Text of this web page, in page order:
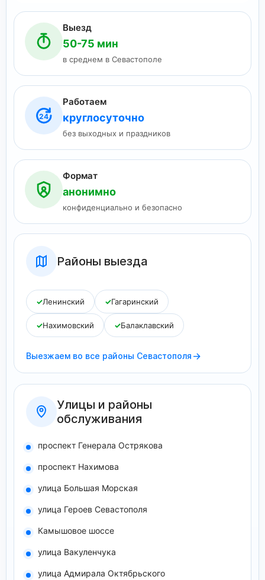
Выезд
50-75 мин
в среднем в Севастополе
24
Работаем
круглосуточно
без выходных и праздников
Формат
анонимно
конфиденциально и безопасно
Районы выезда
✓Ленинский ✓Гагаринский
✓Нахимовский ✓Балаклавский
Выезжаем во все районы Севастополя →
Улицы и районы
обслуживания
проспект Генерала Острякова
проспект Нахимова
улица Большая Морская
улица Героев Севастополя
Камышовое шоссе
улица Вакуленчука
улица Адмирала Октябрьского